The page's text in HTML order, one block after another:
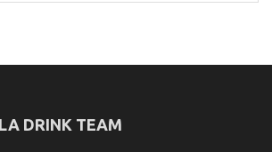
DRINK TEAM